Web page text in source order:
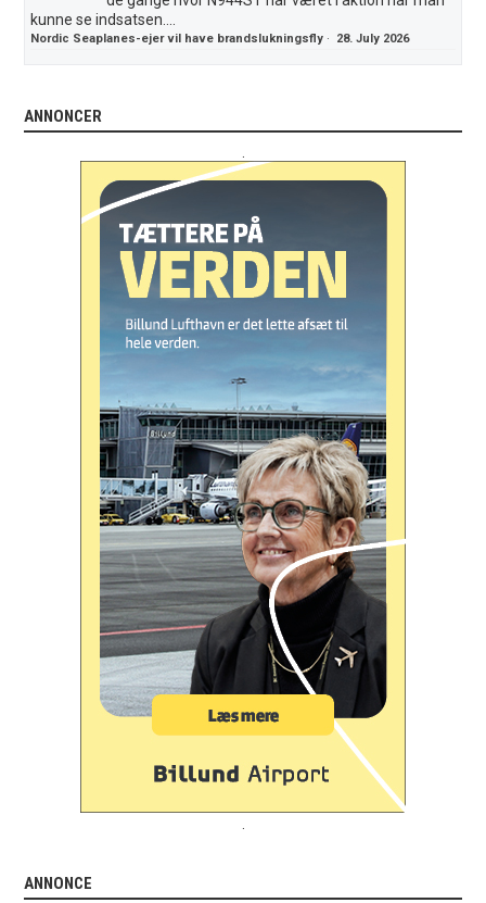
kunne se indsatsen....
Nordic Seaplanes-ejer vil have brandslukningsfly · 28. July 2026
ANNONCER
ANNONCE